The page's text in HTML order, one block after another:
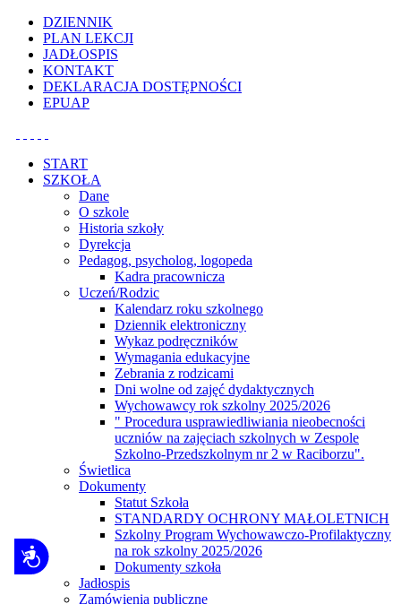
witryna
zawiera
system
dostępności.
Dostępność
DZIENNIK
PLAN LEKCJI
JADŁOSPIS
KONTAKT
DEKLARACJA DOSTĘPNOŚCI
EPUAP
START
SZKOŁA
Dane
O szkole
Historia szkoły
Dyrekcja
Pedagog, psycholog, logopeda
Kadra pracownicza
Uczeń/Rodzic
Kalendarz roku szkolnego
Dziennik elektroniczny
Wykaz podręczników
Wymagania edukacyjne
Zebrania z rodzicami
Dni wolne od zajęć dydaktycznych
Wychowawcy rok szkolny 2025/2026
" Procedura usprawiedliwiania nieobecności
uczniów na zajęciach szkolnych w Zespole
Szkolno-Przedszkolnym nr 2 w Raciborzu".
Świetlica
Dokumenty
Statut Szkoła
STANDARDY OCHRONY MAŁOLETNICH
Szkolny Program Wychowawczo-Profilaktyczny
na rok szkolny 2025/2026
Dokumenty szkoła
Jadłospis
Zamówienia publiczne